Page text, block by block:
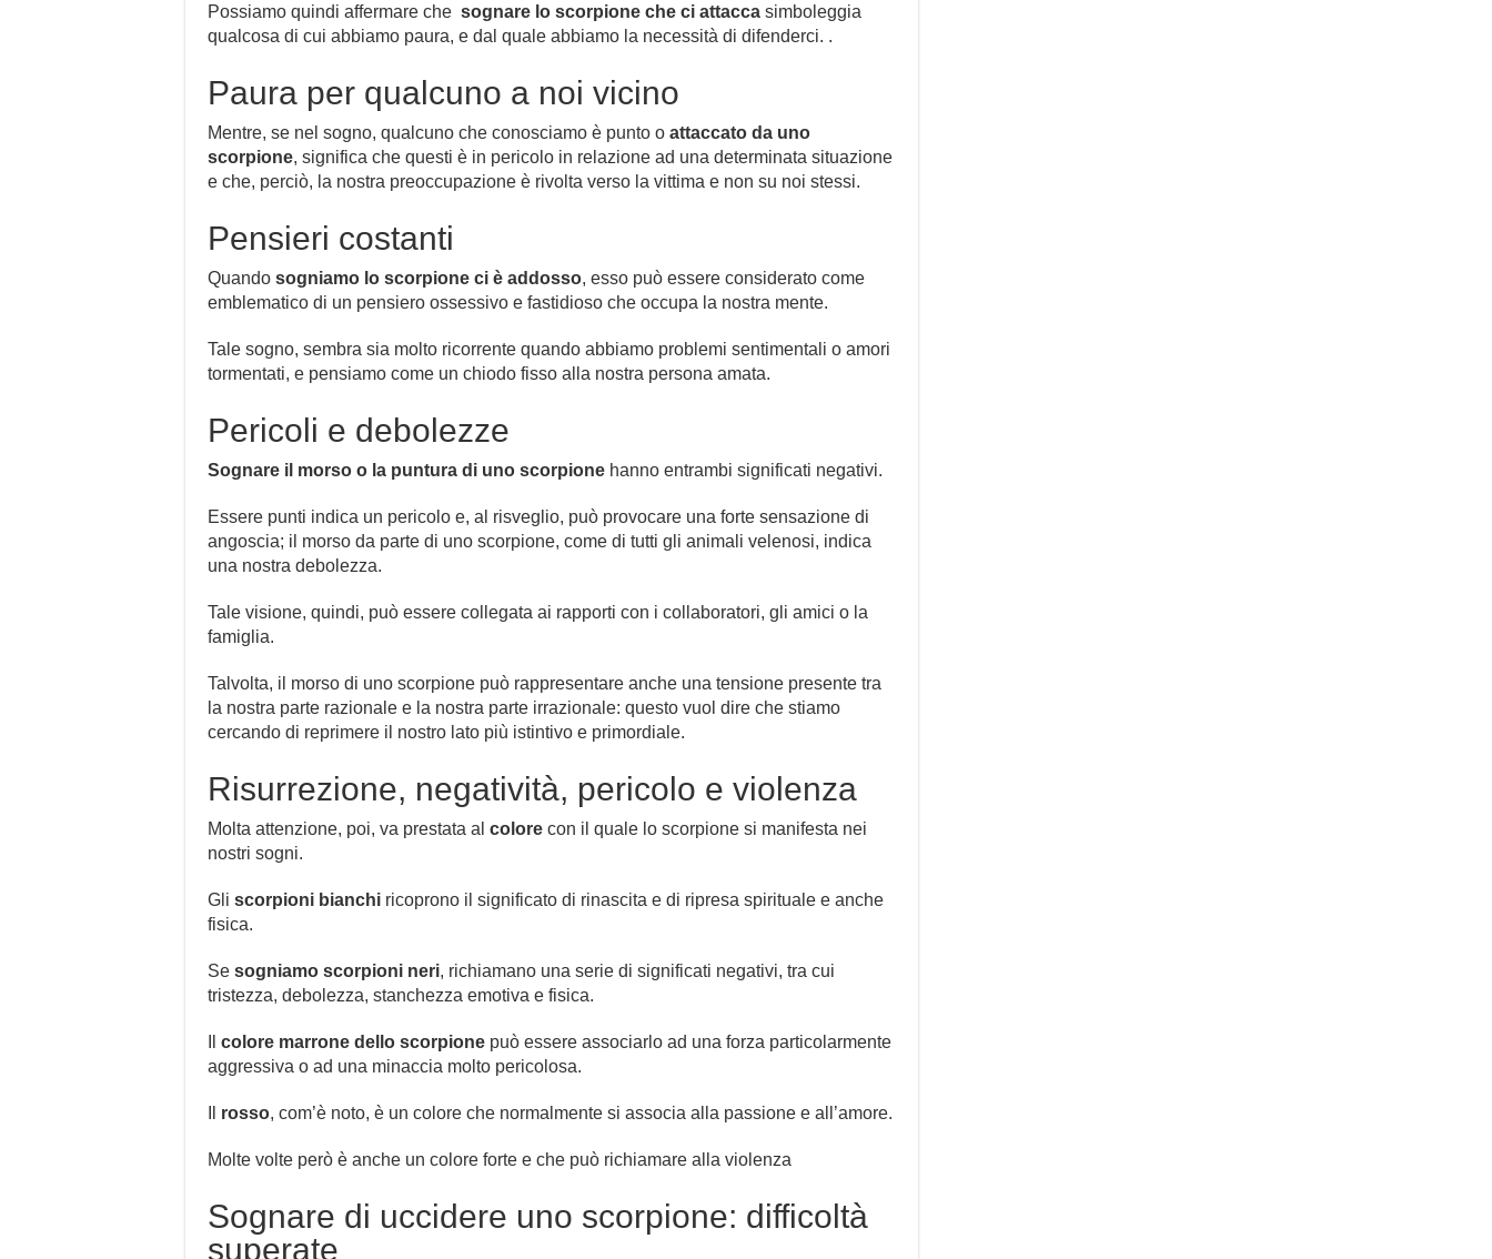
Possiamo quindi affermare che sognare lo scorpione che ci attacca simboleggia
qualcosa di cui abbiamo paura, e dal quale abbiamo la necessità di difenderci. .
Paura per qualcuno a noi vicino
Mentre, se nel sogno, qualcuno che conosciamo è punto o attaccato da uno
scorpione, significa che questi è in pericolo in relazione ad una determinata situazione
e che, perciò, la nostra preoccupazione è rivolta verso la vittima e non su noi stessi.
Pensieri costanti
Quando sogniamo lo scorpione ci è addosso, esso può essere considerato come
emblematico di un pensiero ossessivo e fastidioso che occupa la nostra mente.
Tale sogno, sembra sia molto ricorrente quando abbiamo problemi sentimentali o amori
tormentati, e pensiamo come un chiodo fisso alla nostra persona amata.
Pericoli e debolezze
Sognare il morso o la puntura di uno scorpione hanno entrambi significati negativi.
Essere punti indica un pericolo e, al risveglio, può provocare una forte sensazione di
angoscia; il morso da parte di uno scorpione, come di tutti gli animali velenosi, indica
una nostra debolezza.
Tale visione, quindi, può essere collegata ai rapporti con i collaboratori, gli amici o la
famiglia.
Talvolta, il morso di uno scorpione può rappresentare anche una tensione presente tra
la nostra parte razionale e la nostra parte irrazionale: questo vuol dire che stiamo
cercando di reprimere il nostro lato più istintivo e primordiale.
Risurrezione, negatività, pericolo e violenza
Molta attenzione, poi, va prestata al colore con il quale lo scorpione si manifesta nei
nostri sogni.
Gli scorpioni bianchi ricoprono il significato di rinascita e di ripresa spirituale e anche
fisica.
Se sogniamo scorpioni neri, richiamano una serie di significati negativi, tra cui
tristezza, debolezza, stanchezza emotiva e fisica.
colore marrone dello scorpione può essere associarlo ad una forza particolarmente
aggressiva o ad una minaccia molto pericolosa.
rosso, com’è noto, è un colore che normalmente si associa alla passione e all’amore.
Molte volte però è anche un colore forte e che può richiamare alla violenza
Sognare di uccidere uno scorpione: difficoltà
superate